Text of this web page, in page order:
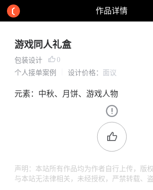
作品详情
游戏同人礼盒
包装设计
0
个人接单案例
设计价格： 面议
元素：中秋、月饼、游戏人物
声明：本站所有作品均为作者自行上传，版
与本站无法律相关，未经授权，严禁转载、盗